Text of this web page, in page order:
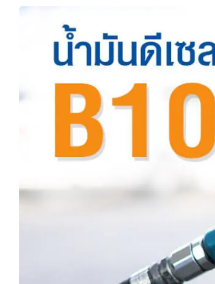
ข้อมูลเกี่ยวกับผลิตภัณฑ์ หรือกรมธรรม์ประกันภั
เพื่อพัฒนาผลิตภัณฑ์หรือบริการต่างๆ หรือเพื่อ
ท่านสามารถอ่านรายละเอียดนโยบายคุ้มครองข้
และสิทธิของเจ้าของข้อมูลส่วนบุคคลได้ที่เว็บไซต์
เกี่ยวกับความเป็นส่วนตัวก่อนให้ความยินยอม ทั้
ข้อมูล หรือได้รับคำอธิบายจากหน่วยงานถึงวัตถุป
เก็บรวบรวม ใช้หรือเปิดเผยข้อมูลส่วนบุคคล (“ป
ข้อมูลส่วนบุคคล”) และมีความเข้าใจดีแล้ว ข้าพเจ้
ยินยอมหรือปฏิเสธไม่ให้ความยินยอมในเอกสารนี้
สมัครใจ ปราศจากการบังคับหรือชักจูง และข้าพเ
ข้าพเจ้าสามารถถอนความยินยอมนี้เสียเมื่อใดก็ไ
กรณีมีข้อจำกัดสิทธิตามกฎหมายหรือยังมีสัญญา
ข้าพเจ้ากับสถาบันที่ให้ประโยชน์แก่ข้าพเจ้าอยู่ ก
ประสงค์จะไม่ให้ความยินยอม ข้าพเจ้าเข้าใจและ
ไม่ให้ความยินยอมจะมีผลทำให้ข้าพเจ้า (เช่น ข้าพ
ความสะดวกในการใช้บริการน้อยลง หรือข้าพเจ้
ถึงฟังก์ชันการใช้งานบางอย่างได้ เป็นต้น) และ
ว่าการถอนความยินยอมดังกล่าว ไม่มีผลกระท
ผลข้อมูลส่วนบุคคลที่ได้ดำเนินการเสร็จสิ้นไปแ
ความยินยอม โดยข้าพเจ้าให้ถือเอาการกดเลือก
ยินยอม” ในช่องสนทนา เป็นการแสดงเจตนายิ
ข้าพเจ้าแทนการลงลายมือชื่อเป็นหลักฐาน